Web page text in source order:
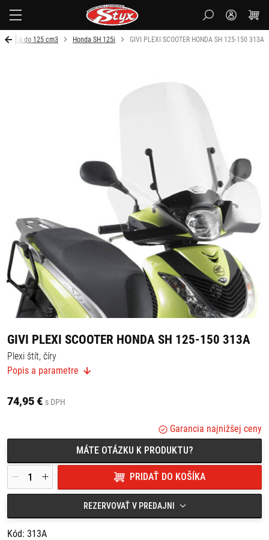
Honda do 125 cm3 Honda SH 125i GIVI PLEXI SCOOTER HONDA SH 125-150 313A
GIVI PLEXI SCOOTER HONDA SH 125-150 313A
Plexi štít, číry
Rozmery: 55 x 66 cm
Vhodné pre: HONDA SH 125/150 (05-08) k montáži je potrebná
SH 125/150 (09-12) k montáži je potrebná sada A315A
Popis a parametre
74,95 € s DPH
Garancia najnižšej ceny
MÁTE OTÁZKU K PRODUKTU?
PRIDAŤ DO KOŠÍKA
REZERVOVAŤ V PREDAJNI
Kód: 313A